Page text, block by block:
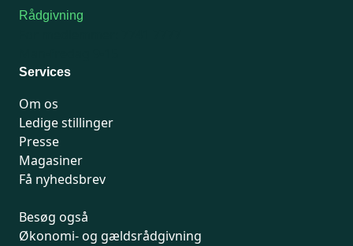
Rådgivning
Services
Om os
Ledige stillinger
Presse
Magasiner
Få nyhedsbrev
Besøg også
Økonomi- og gældsrådgivning